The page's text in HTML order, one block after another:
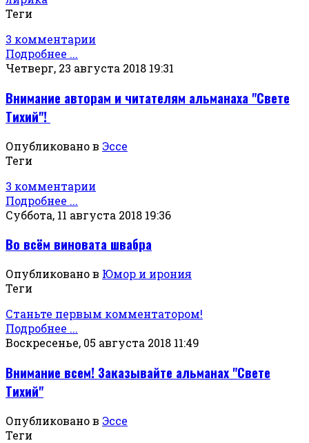
Теги
3 комментарии
Подробнее ...
Четверг, 23 августа 2018 19:31
Внимание авторам и читателям альманаха "Свете
Тихий"!
Опубликовано в Эссе
Теги
3 комментарии
Подробнее ...
Суббота, 11 августа 2018 19:36
Во всём виновата швабра
Опубликовано в Юмор и ирония
Теги
Станьте первым комментатором!
Подробнее ...
Воскресенье, 05 августа 2018 11:49
Внимание всем! Заказывайте альманах "Свете
Тихий"
Опубликовано в Эссе
Теги